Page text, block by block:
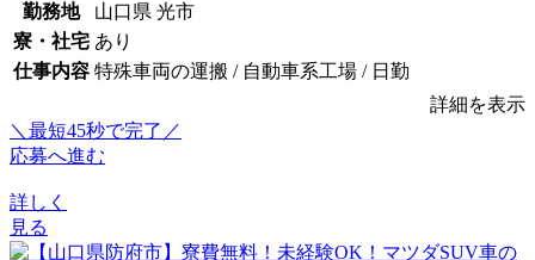
勤務地
山口県 光市
寮・社宅 あり
仕事内容 特殊車両の運搬 / 自動車系工場 / 日勤
詳細を表示
＼最短45秒で完了／
応募へ進む
詳しく
見る